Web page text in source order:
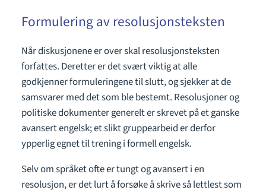
Formulering av resolusjonsteksten
Når diskusjonene er over skal resolusjonsteksten
forfattes. Deretter er det svært viktig at alle
godkjenner formuleringene til slutt, og sjekker at de
samsvarer med det som ble bestemt. Resolusjoner og
politiske dokumenter generelt er skrevet på et ganske
avansert engelsk; et slikt gruppearbeid er derfor
ypperlig egnet til trening i formell engelsk.
Selv om språket ofte er tungt og avansert i en
resolusjon, er det lurt å forsøke å skrive så lettlest som